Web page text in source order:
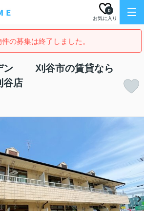
お気に入り
0
件の募集は終了しました。
ン 刈谷市の賃貸なら
谷店